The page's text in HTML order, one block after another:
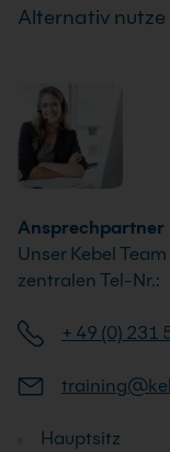
Alternativ
Ansprechpartner
Unser Kebel
zentralen Tel-Nr.:
+ 49 (0) 231
Hauptsitz